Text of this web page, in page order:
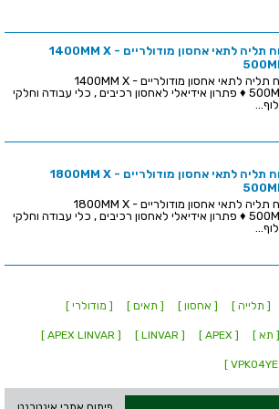
לוח תליה לתאי אחסון מודולריים - 1400MM X
לוח תליה לתאי אחסון מודולריים - 1400MM X
500MM ♦ פתרון אידיאלי לאחסון רכיבים , כלי עבודה וחלקי
לוח תליה לתאי אחסון מודולריים - 1800MM X
לוח תליה לתאי אחסון מודולריים - 1800MM X
500MM ♦ פתרון אידיאלי לאחסון רכיבים , כלי עבודה וחלקי
[ תלייה ] [ אחסון ] [ תאים ] [ מודולרי ]
[ תא ] [ APEX ]
[ LINVAR ]
[ APEX LINVAR ]